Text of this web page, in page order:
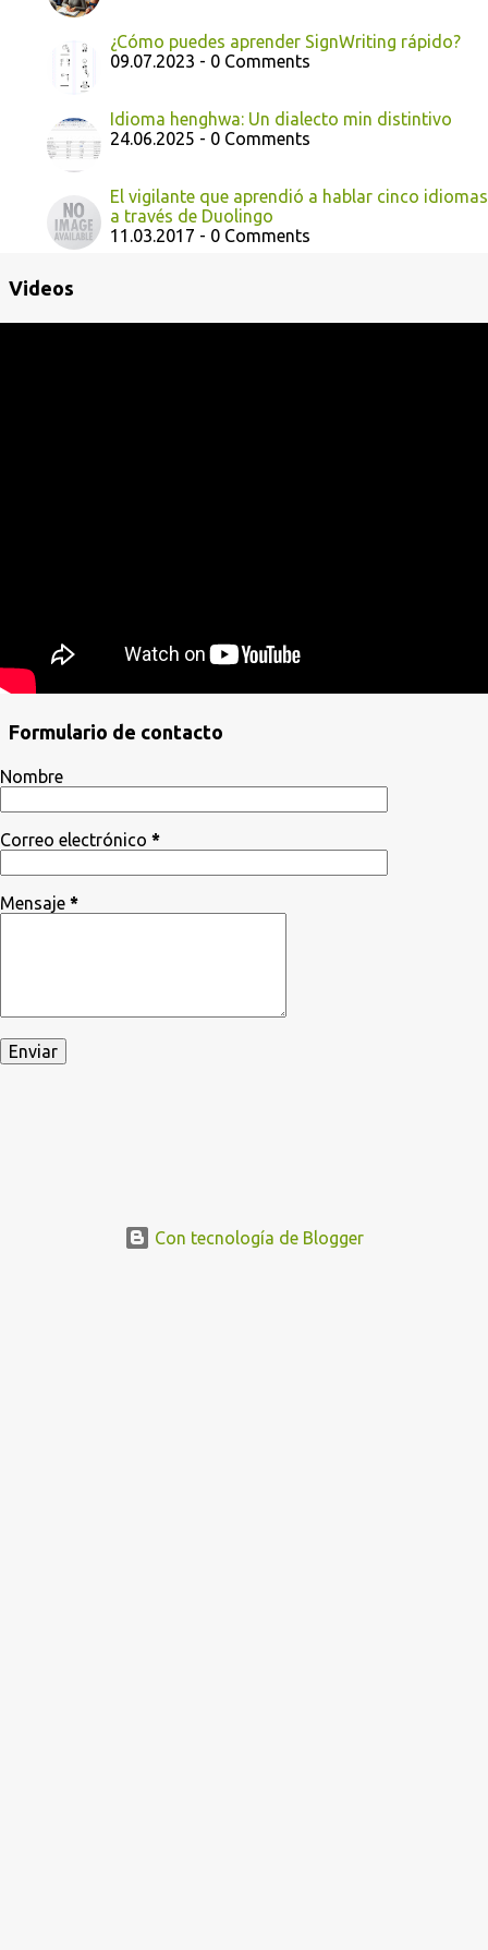
¿Cómo puedes aprender SignWriting rápido?
09.07.2023 - 0 Comments
Idioma henghwa: Un dialecto min distintivo
24.06.2025 - 0 Comments
El vigilante que aprendió a hablar cinco idiomas
a través de Duolingo
11.03.2017 - 0 Comments
Videos
Formulario de contacto
Nombre
Correo electrónico *
Mensaje *
Con tecnología de Blogger